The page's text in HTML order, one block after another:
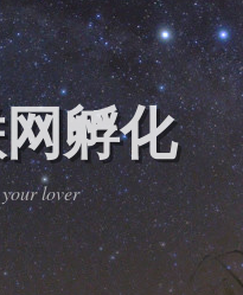
孵化
lover